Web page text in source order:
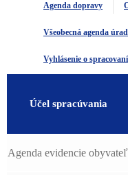
Agenda dopravy
Všeobecná agenda
Vyhlásenie o
Účel spracúvania
Agenda evidencie